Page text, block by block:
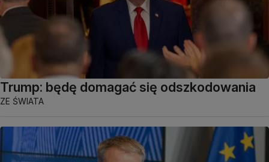
Trump: będę domagać się odszkodowania
ZE ŚWIATA